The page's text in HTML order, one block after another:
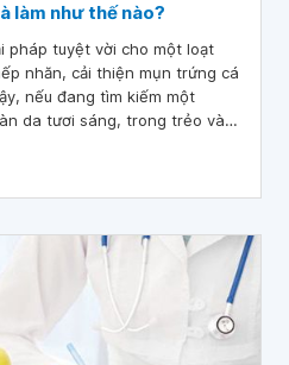
làm như thế nào?
pháp tuyệt vời cho một loạt
nhăn, cải thiện mụn trứng cá
nếu đang tìm kiếm một
da tươi sáng, trong trẻo và
thức về peel da đúng cách